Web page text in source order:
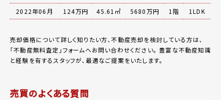
2022年06月
124万円 45.61㎡ 5680万円 1階 1LDK
売却価格について詳しく知りたい方、不動産売却を検討している方は、
「不動産無料査定 」フォームへお問い合わせください。 豊富な不動産知識
と経験を有するスタッフが、最適なご提案をいたします。
売買のよくある質問